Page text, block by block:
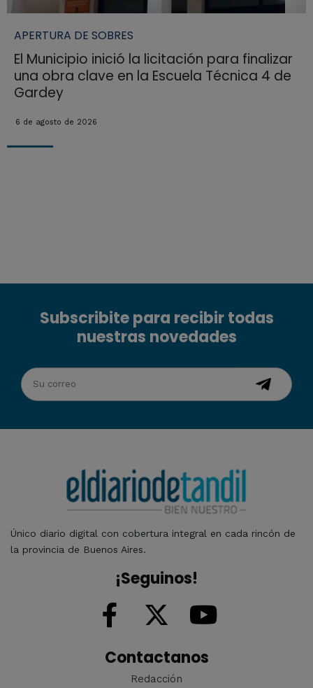
APERTURA DE SOBRES
El Municipio inició la licitación para finalizar
una obra clave en la Escuela Técnica 4 de
Gardey
6 de agosto de 2026
Subscribite para recibir todas
nuestras novedades
Único diario digital con cobertura integral en cada rincón de
la provincia de Buenos Aires.
¡Seguinos!
Contactanos
Redacción